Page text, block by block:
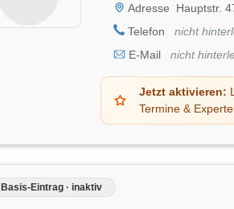
Adresse
Hauptstr.
Telefon
nicht
E-Mail
nicht
Jetzt aktivieren:
Termine &
Basis-Eintrag · inaktiv